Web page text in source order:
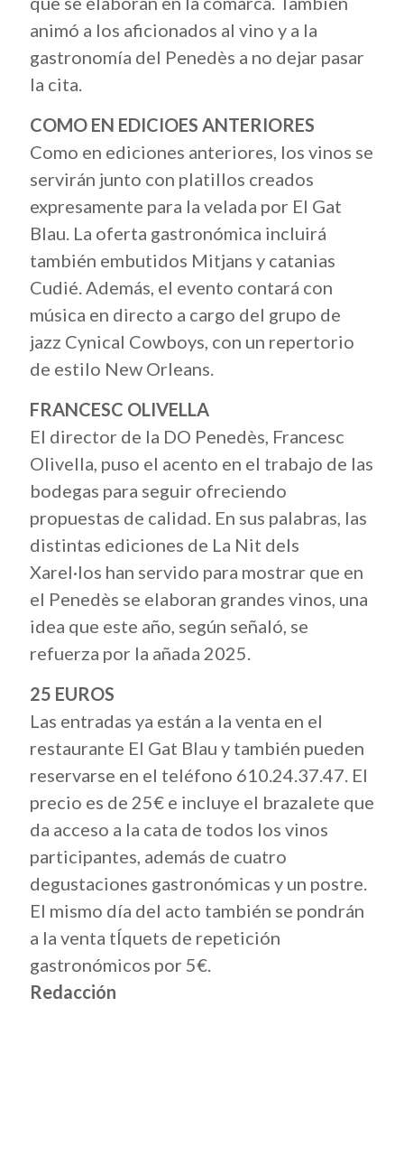
animó a los aficionados al vino y a la
gastronomía del Penedès a no dejar pasar
la cita.
COMO EN EDICIOES ANTERIORES
Como en ediciones anteriores, los vinos se
servirán junto con platillos creados
expresamente para la velada por El Gat
Blau. La oferta gastronómica incluirá
también embutidos Mitjans y catanias
Cudié. Además, el evento contará con
música en directo a cargo del grupo de
jazz Cynical Cowboys, con un repertorio
de estilo New Orleans.
FRANCESC OLIVELLA
El director de la DO Penedès, Francesc
Olivella, puso el acento en el trabajo de las
bodegas para seguir ofreciendo
propuestas de calidad. En sus palabras, las
distintas ediciones de La Nit dels
Xarel·los han servido para mostrar que en
el Penedès se elaboran grandes vinos, una
idea que este año, según señaló, se
refuerza por la añada 2025.
25 EUROS
Las entradas ya están a la venta en el
restaurante El Gat Blau y también pueden
reservarse en el teléfono 610.24.37.47. El
precio es de 25€ e incluye el brazalete que
da acceso a la cata de todos los vinos
participantes, además de cuatro
degustaciones gastronómicas y un postre.
El mismo día del acto también se pondrán
a la venta tÍquets de repetición
gastronómicos por 5€.
Redacción